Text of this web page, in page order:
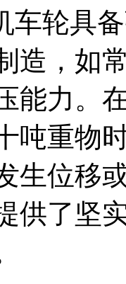
车轮具
造，如
能力。
吨重物
生位移
供了坚